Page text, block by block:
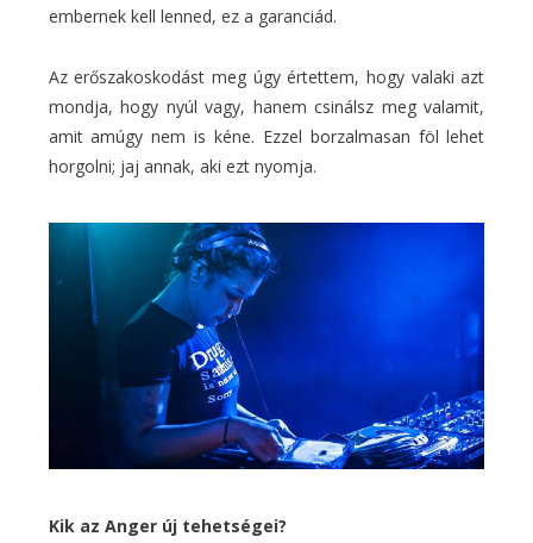
embernek kell lenned, ez a garanciád.
Az erőszakoskodást meg úgy értettem, hogy valaki azt
mondja, hogy nyúl vagy, hanem csinálsz meg valamit,
amit amúgy nem is kéne. Ezzel borzalmasan föl lehet
horgolni; jaj annak, aki ezt nyomja.
Kik az Anger új tehetségei?